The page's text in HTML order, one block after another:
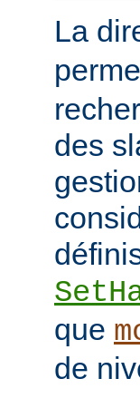
La
des
que
de